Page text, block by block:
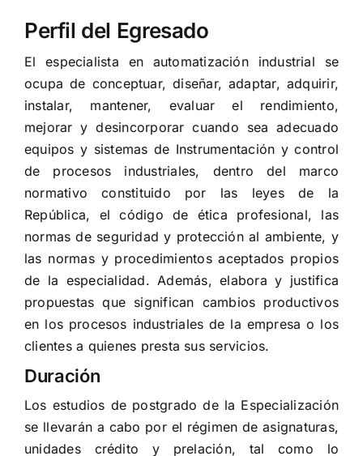
Perfil del Egresado
El especialista en automatización industrial se
ocupa de conceptuar, diseñar, adaptar, adquirir,
instalar, mantener, evaluar el rendimiento,
mejorar y desincorporar cuando sea adecuado
equipos y sistemas de Instrumentación y control
de procesos industriales, dentro del marco
normativo constituido por las leyes de la
República, el código de ética profesional, las
normas de seguridad y protección al ambiente, y
las normas y procedimientos aceptados propios
de la especialidad. Además, elabora y justifica
propuestas que significan cambios productivos
en los procesos industriales de la empresa o los
clientes a quienes presta sus servicios.
Duración
Los estudios de postgrado de la Especialización
se llevarán a cabo por el régimen de asignaturas,
unidades crédito y prelación, tal como lo